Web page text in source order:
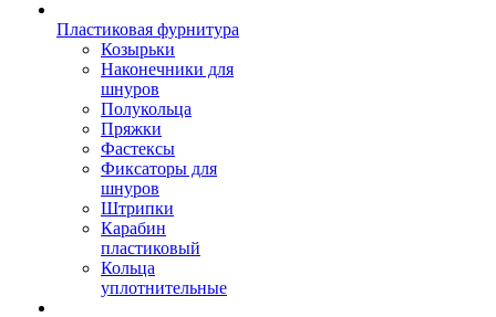
Пластиковая фурнитура
Козырьки
Наконечники для
шнуров
Полукольца
Пряжки
Фастексы
Фиксаторы для
шнуров
Штрипки
Карабин
пластиковый
Кольца
уплотнительные